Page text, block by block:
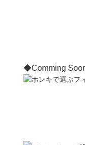
◆Comming